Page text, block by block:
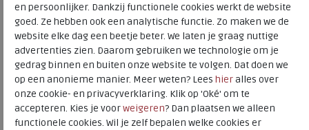
ECCO
Toon alles vanECCO
Kleur Air
Uitneembaar voetbed nee
en persoonlijker. Dankzij functionele cookies werkt de website
goed. Ze hebben ook een analytische functie. Zo maken we de
website elke dag een beetje beter. We laten je graag nuttige
advertenties zien. Daarom gebruiken we technologie om je
gedrag binnen en buiten onze website te volgen. Dat doen we
op een anonieme manier. Meer weten? Lees hieralles over
onze cookie- en privacyverklaring. Klik op 'Oké' om te
accepteren. Kies je voorweigeren? Dan plaatsen we alleen
functionele cookies. Wil je zelf bepalen welke cookies er